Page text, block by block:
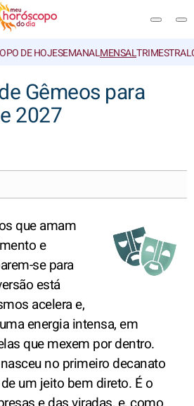
DE HOJESEMANALMENSALTRIMESTRAL
Gêmeos para
2027
que amam
e
se para
está
acelera e,
energia intensa, em
que mexem por dentro.
no primeiro decanato
um jeito bem direto. É o